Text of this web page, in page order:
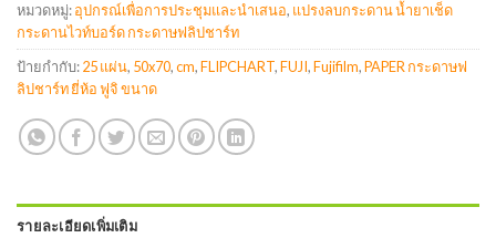
หมวดหมู่:อุปกรณ์เพื่อการประชุมและนำเสนอ, แปรงลบกระดาน น้ำยาเช็ด
กระดานไวท์บอร์ด กระดาษฟลิปชาร์ท
ป้ายกำกับ:25 แผ่น, 50x70,cm,FLIPCHART,FUJI,Fujifilm,PAPER กระดาษฟ
ลิปชาร์ท ยี่ห้อ ฟูจิ ขนาด
รายละเอียดเพิ่มเติม